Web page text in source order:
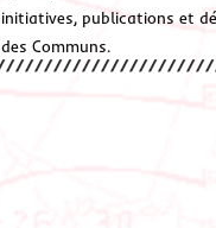
initiatives, publications et
des Communs.